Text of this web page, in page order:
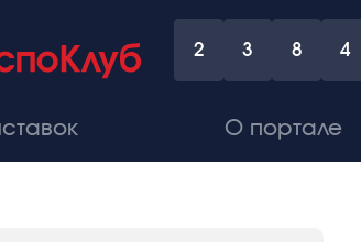
2 3 8 4
О портале